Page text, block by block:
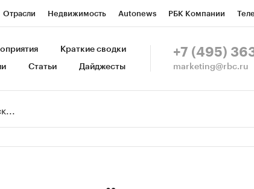
Отрасли Недвижимость Autonews РБК Компании
Спецпроекты СПб Конференции СПб Спецпроекты
Краткие сводки
Статьи Дайджесты
+7 (495)
marketing@rbc.ru